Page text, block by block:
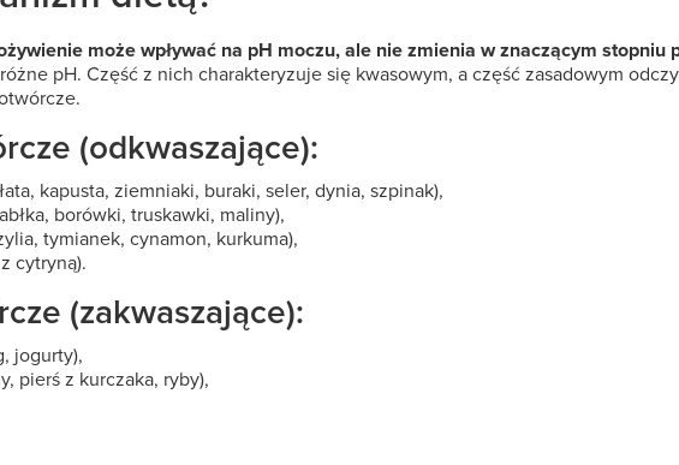
może wpływać na pH moczu, ale nie zmienia w znaczącym
pH. Część z nich charakteryzuje się kwasowym, a część zasadowym
(odkwaszające):
kapusta, ziemniaki, buraki, seler, dynia, szpinak),
borówki, truskawki, maliny),
tymianek, cynamon, kurkuma),
cytryną).
(zakwaszające):
jogurty),
pierś z kurczaka, ryby),